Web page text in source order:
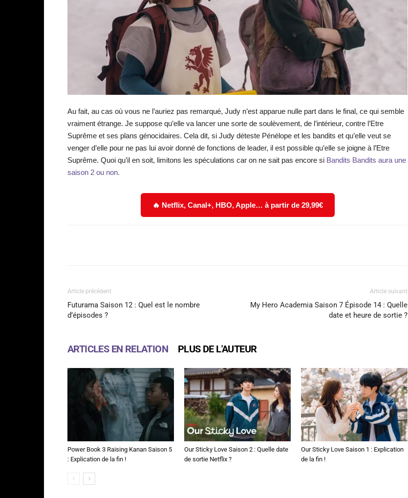
Au fait, au cas où vous ne l’auriez pas remarqué, Judy n’est apparue nulle part dans le final, ce qui semble
vraiment étrange. Je suppose qu’elle va lancer une sorte de soulèvement, de l’intérieur, contre l’Etre
Suprême et ses plans génocidaires. Cela dit, si Judy déteste Pénélope et les bandits et qu’elle veut se
venger d’elle pour ne pas lui avoir donné de fonctions de leader, il est possible qu’elle se joigne à l’Etre
Suprême. Quoi qu’il en soit, limitons les spéculations car on ne sait pas encore si Bandits Bandits aura une
saison 2 ou non.
🔥 Netflix, Canal+, HBO, Apple… à partir de 29,99€
Article précédent
Futurama Saison 12 : Quel est le nombre
d’épisodes ?
Article suivant
My Hero Academia Saison 7 Épisode 14 : Quelle
date et heure de sortie ?
ARTICLES EN RELATION PLUS DE L'AUTEUR
Power Book 3 Raising Kanan Saison 5
: Explication de la fin !
Our Sticky Love Saison 2 : Quelle date
de sortie Netflix ?
Our Sticky Love Saison 1 : Explication
de la fin !